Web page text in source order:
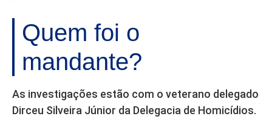
Quem foi o
mandante?
As investigações estão com o veterano delegado
Dirceu Silveira Júnior da Delegacia de Homicídios.